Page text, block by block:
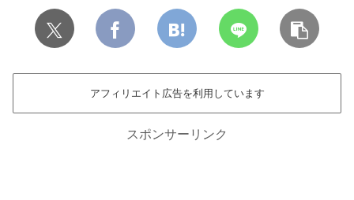
アフィリエイト広告を利用しています
スポンサーリンク